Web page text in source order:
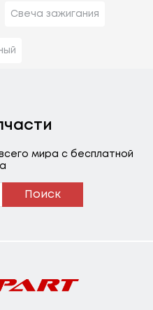
Свеча зажигания
мира с бесплатной
Поиск